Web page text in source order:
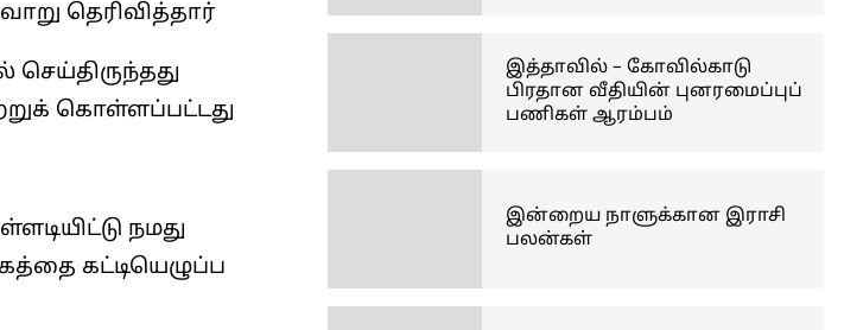
தெரிவித்தார்
செய்திருந்தது
கொள்ளப்பட்டது
நமது
கட்டியெழுப்ப
இத்தாவில் – கோவில்காடு
பிரதான வீதியின் புனரமைப்புப்
பணிகள் ஆரம்பம்
இன்றைய நாளுக்கான இராசி
பலன்கள்